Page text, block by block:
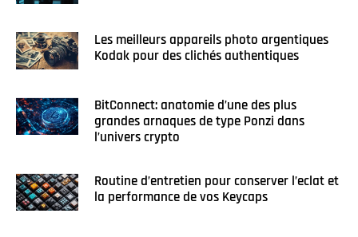
Les meilleurs appareils photo argentiques
Kodak pour des clichés authentiques
BitConnect: anatomie d’une des plus
grandes arnaques de type Ponzi dans
l’univers crypto
Routine d’entretien pour conserver l’eclat et
la performance de vos Keycaps